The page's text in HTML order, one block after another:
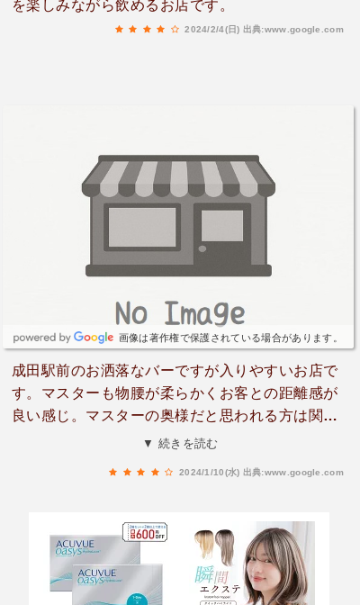
を楽しみながら飲めるお店です。
2024/2/4(日) 出典:www.google.com
画像は著作権で保護されている場合があります。
成田駅前のお洒落なバーですが入りやすいお店で
す。マスターも物腰が柔らかくお客との距離感が
良い感じ。マスターの奥様だと思われる方は関西
弁でマスターとは違う明るい感じで更に好印象。
▼ 続きを読む
2024/1/10(水) 出典:www.google.com